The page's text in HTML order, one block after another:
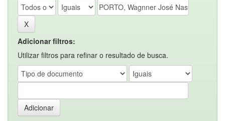
Adicionar filtros:
Utilizar filtros para refinar o resultado de busca.